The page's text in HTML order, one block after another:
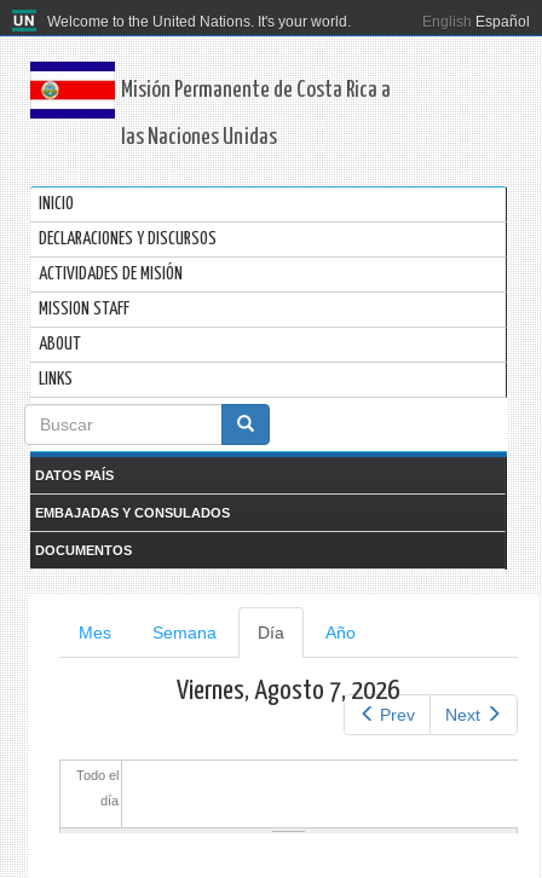
Welcome to the United Nations. It's your world. English Español
Misión Permanente de Costa Rica a
las Naciones Unidas
INICIO
DECLARACIONES Y DISCURSOS
ACTIVIDADES DE MISIÓN
MISSION STAFF
ABOUT
LINKS
Formulario
de
búsqueda
DATOS PAÍS
EMBAJADAS Y CONSULADOS
DOCUMENTOS
Solapas
principales
Mes Semana Día (solapa
activa)
Año
Prev Next
Viernes, Agosto 7, 2026
Todo el
día